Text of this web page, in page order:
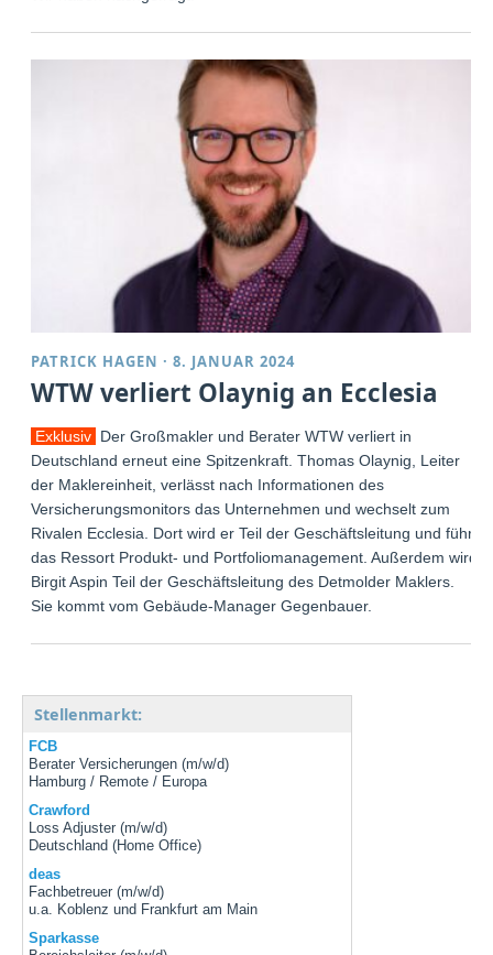
PATRICK HAGEN ·8. JANUAR 2024
WTW verliert Olaynig an Ecclesia
Exklusiv Der Großmakler und Berater WTW verliert in
Deutschland erneut eine Spitzenkraft. Thomas Olaynig, Leiter
der Maklereinheit, verlässt nach Informationen des
Versicherungsmonitors das Unternehmen und wechselt zum
Rivalen Ecclesia. Dort wird er Teil der Geschäftsleitung und führt
das Ressort Produkt- und Portfoliomanagement. Außerdem wird
Birgit Aspin Teil der Geschäftsleitung des Detmolder Maklers.
Sie kommt vom Gebäude-Manager Gegenbauer.
Stellenmarkt:
FCB
Berater Versicherungen (m/w/d)
Hamburg / Remote / Europa
Crawford
Loss Adjuster (m/w/d)
Deutschland (Home Office)
deas
Fachbetreuer (m/w/d)
u.a. Koblenz und Frankfurt am Main
Sparkasse